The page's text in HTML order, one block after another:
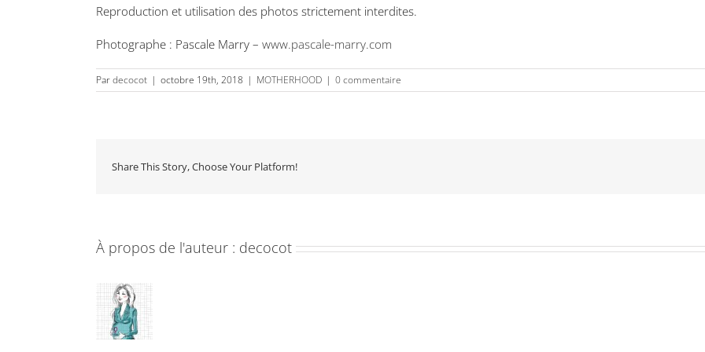
Reproduction et utilisation des photos strictement interdites.
Photographe : Pascale Marry – www.pascale-marry.com
Pardecocot | octobre 19th, 2018 | MOTHERHOOD | 0 commentaire
Share This Story, Choose Your Platform!
À propos de l'auteur : decocot